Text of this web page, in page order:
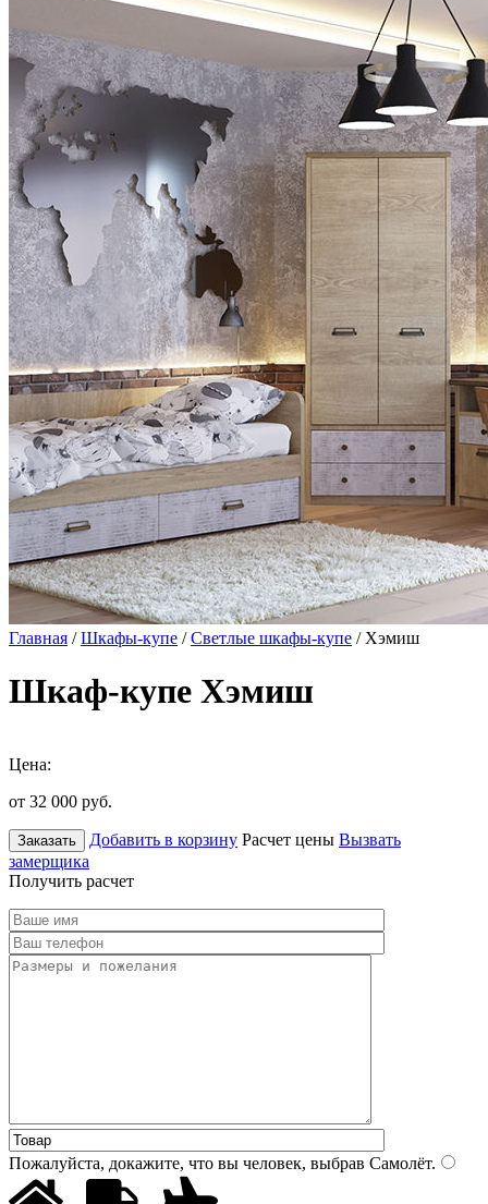
Главная /Шкафы-купе /Светлые шкафы-купе / Хэмиш
Шкаф-купе Хэмиш
Цена:
от 32 000 руб.
Заказать Добавить в корзину Расчет цены Вызвать
замерщика
Получить расчет
Пожалуйста, докажите, что вы человек, выбрав Самолёт.